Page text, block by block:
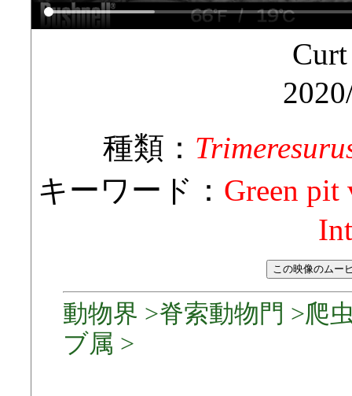
種類：
キーワード： Green pit
動物界 >脊索動物門 >爬
ブ属 >